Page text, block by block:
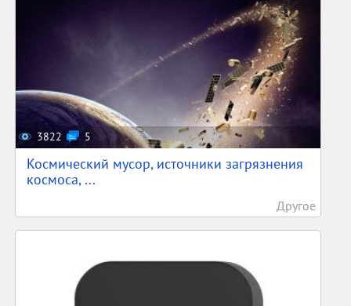
3822 5
Космический мусор, источники загрязнения
космоса, ...
Другое